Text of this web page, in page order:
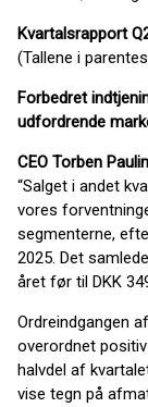
Kvartalsrapport
(Tallene i
Forbedret
udfordrende
CEO Torben
“Salget i andet
vores
segmenterne,
2025. Det
året før til DKK
Ordreindgangen
overordnet
halvdel af
vise tegn på